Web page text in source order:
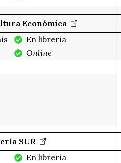
Económica
En librería
Online
SUR
En librería